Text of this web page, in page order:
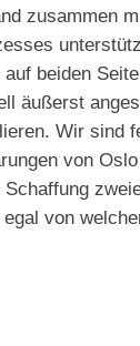
zusammen
beiden
äußerst
Wir sind
von
von